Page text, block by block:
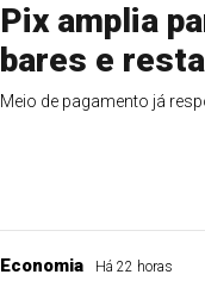
Pix amplia
bares e
Meio de pagamento já
Economia Há 22 horas